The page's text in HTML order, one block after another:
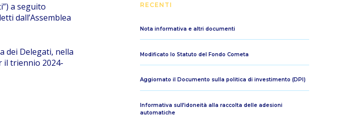
a seguito
dall’Assemblea
dei Delegati, nella
il triennio 2024-
RECENTI
Nota informativa e altri documenti
Modificato lo Statuto del Fondo Cometa
Aggiornato il Documento sulla politica di investimento (DPI)
Informativa sull’idoneità alla raccolta delle adesioni
automatiche